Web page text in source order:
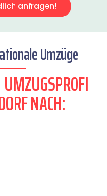
anfragen!
Umzüge
NACH: